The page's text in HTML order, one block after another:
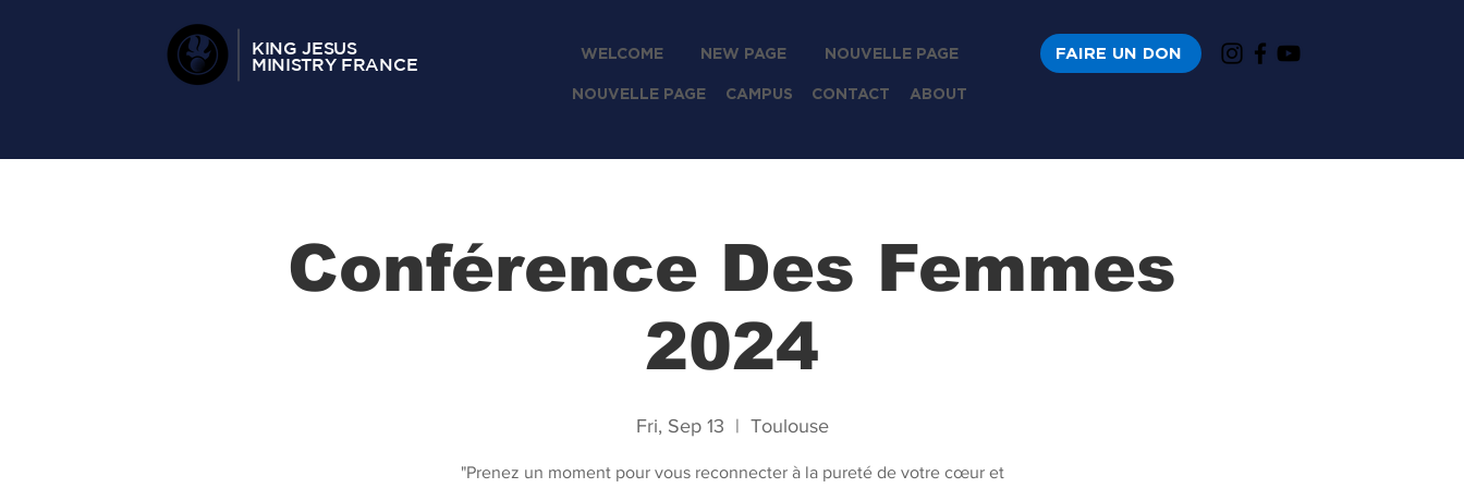
KING JESUS
MINISTRY FRANCE
WELCOME NEW PAGE NOUVELLE PAGE
NOUVELLE PAGE CAMPUS CONTACT ABOUT
FAIRE UN DON
Conférence Des Femmes
2024
Fri, Sep 13
  |
Toulouse
"Prenez un moment pour vous reconnecter à la pureté de votre cœur et